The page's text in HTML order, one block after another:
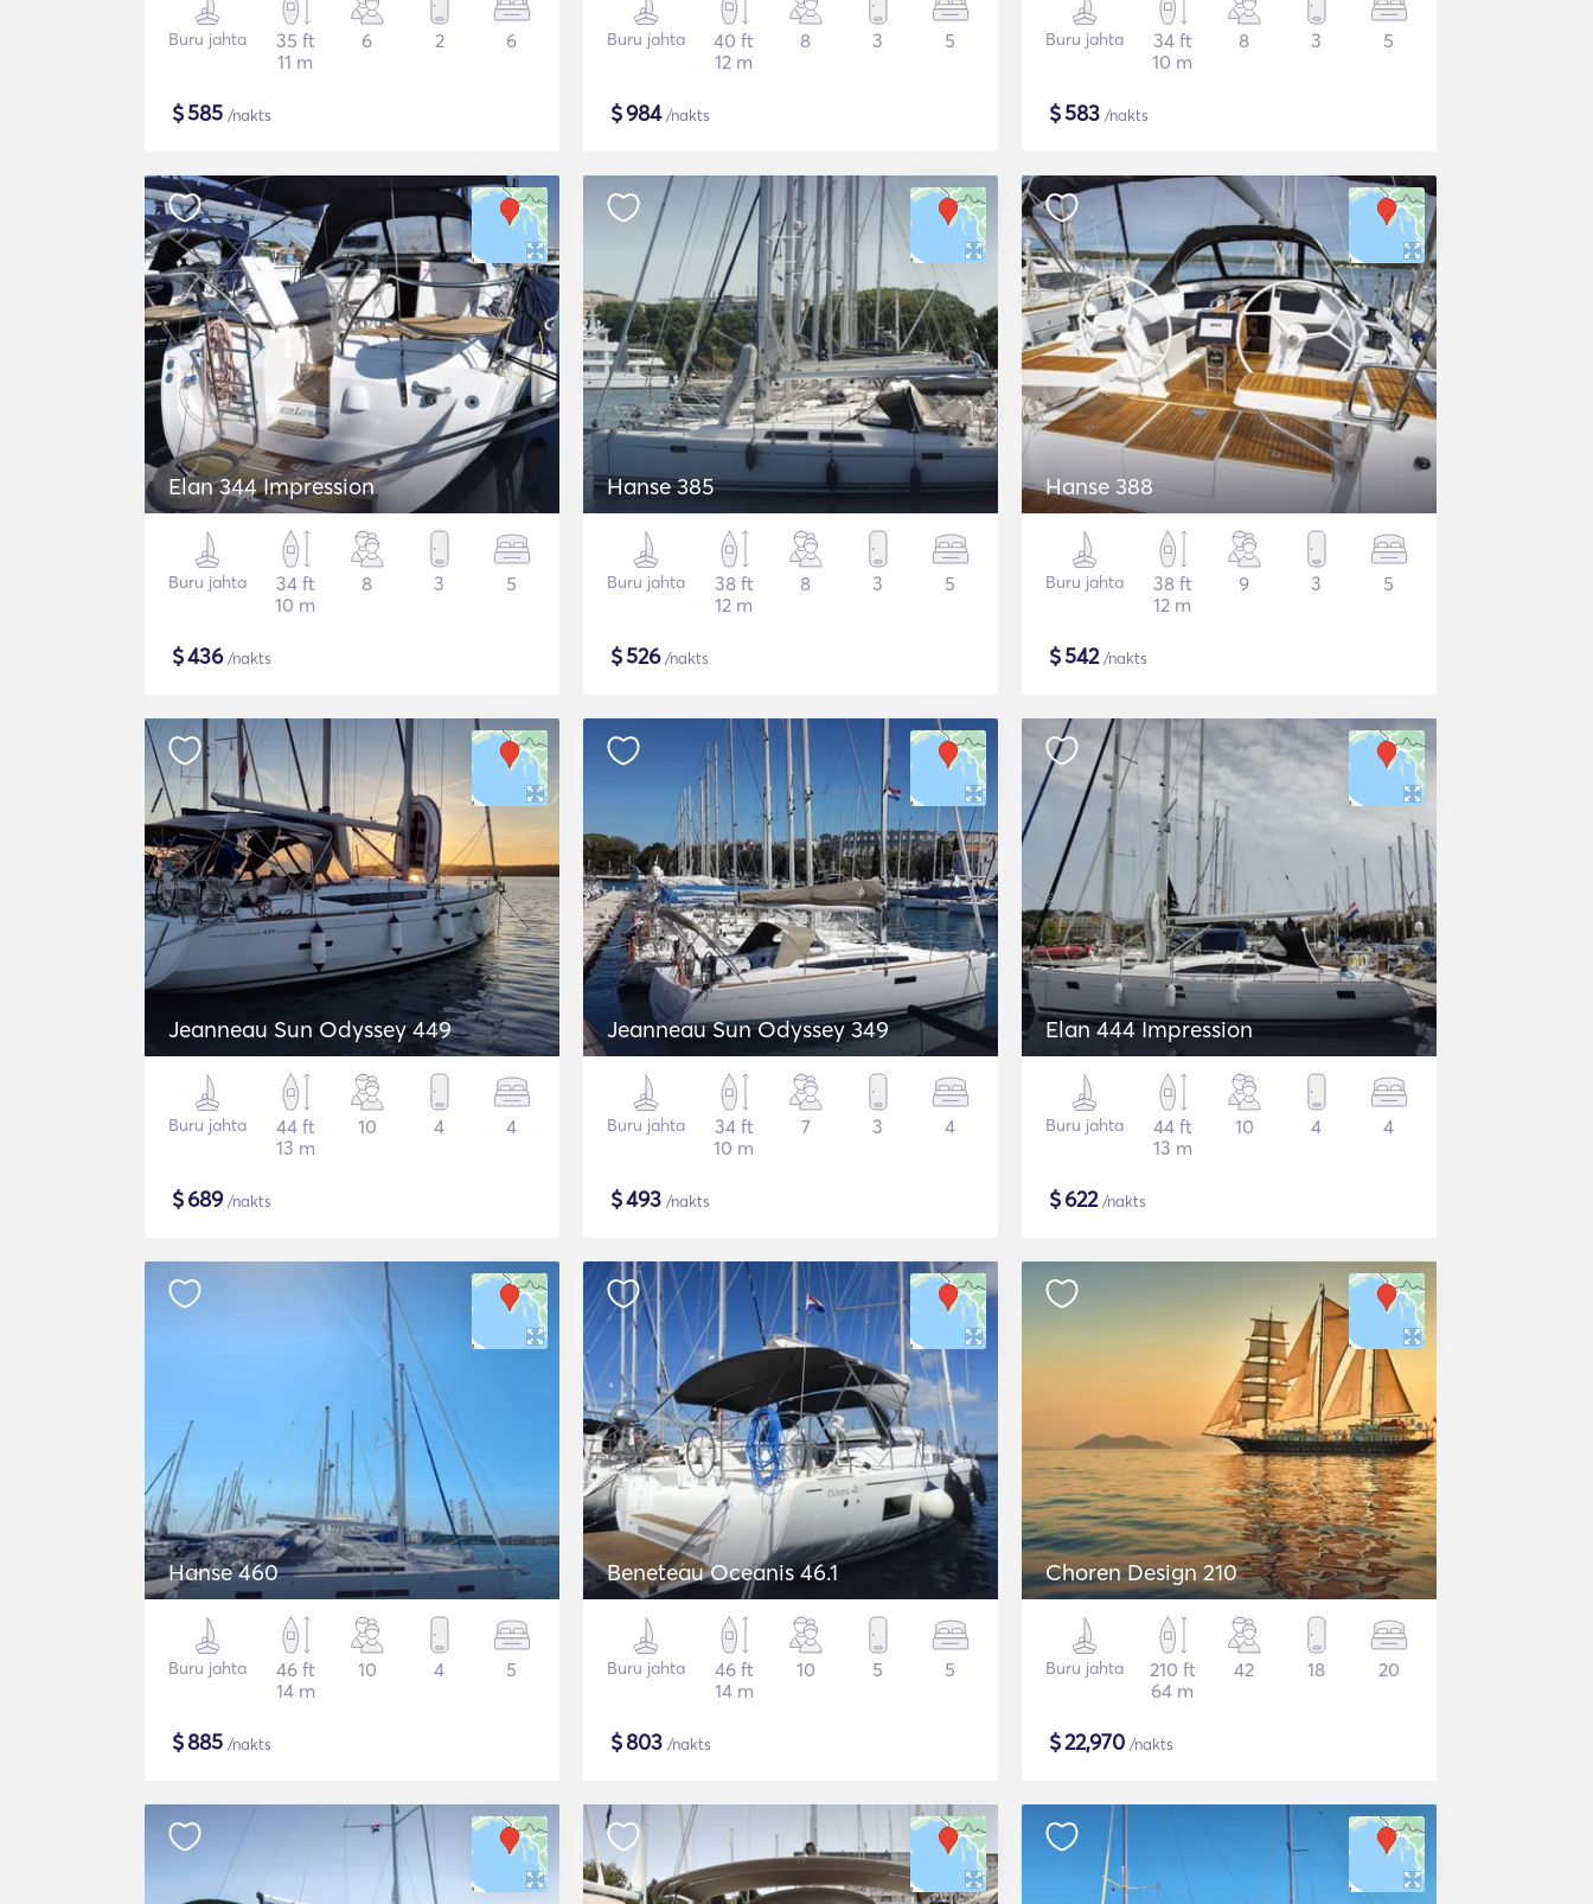
Buru jahta
35 ft
11 m
6 2 6
$585 /nakts
Buru jahta
40 ft
12 m
8 3 5
$984/nakts
Buru jahta
34 ft
10 m
8 3 5
$583 /nakts
Elan 344 Impression
Buru jahta
34 ft
10 m
8 3 5
$436/nakts
Hanse 385
Buru jahta
38 ft
12 m
8 3 5
$526/nakts
Hanse 388
Buru jahta
38 ft
12 m
9 3 5
$542/nakts
Jeanneau Sun Odyssey 449
Buru jahta
44 ft
13 m
10 4 4
$689/nakts
Jeanneau Sun Odyssey 349
Buru jahta
34 ft
10 m
7 3 4
$493 /nakts
Elan 444 Impression
Buru jahta
44 ft
13 m
10 4 4
$622/nakts
Hanse 460
Buru jahta
46 ft
14 m
10 4 5
$885 /nakts
Beneteau Oceanis 46.1
Buru jahta
46 ft
14 m
10 5 5
$803 /nakts
Choren Design 210
Buru jahta
210 ft
64 m
42 18 20
$22,970 /nakts